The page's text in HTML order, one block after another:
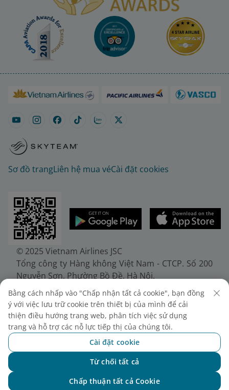
Sơ đồ trangLiên hệ mua véCài đặt cookies
© 2025 Vietnam Airlines JSC
Tổng công ty Hàng không Việt Nam - CTCP. Số 200
Nguyễn Sơn, Phường Bồ Đề, Hà Nội.
Điện thoại: (+84-24) 38272289. Fax: (+84-24)
38722375
Giấy chứng nhận đăng ký doanh nghiệp, mã số
doanh nghiệp 0100107518, đăng ký lần đầu ngày
30/6/2010, đăng ký thay đổi lần thứ 10 ngày
24/7/2025, cấp bởi Sở Tài chính Thành phố Hà Nội.
Bằng cách nhấp vào "Chấp nhận tất cả cookie", bạn đồng
ý với việc lưu trữ cookie trên thiết bị của mình để cải
thiện điều hướng trang web, phân tích việc sử dụng
trang và hỗ trợ các nỗ lực tiếp thị của chúng tôi.
Cài đặt cookie
Từ chối tất cả
Chấp thuận tất cả Cookie